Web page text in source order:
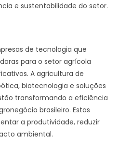
e sustentabilidade do setor.
de tecnologia que
para o setor agrícola
A agricultura de
biotecnologia e soluções
transformando a eficiência
brasileiro. Estas
a produtividade, reduzir
ambiental.